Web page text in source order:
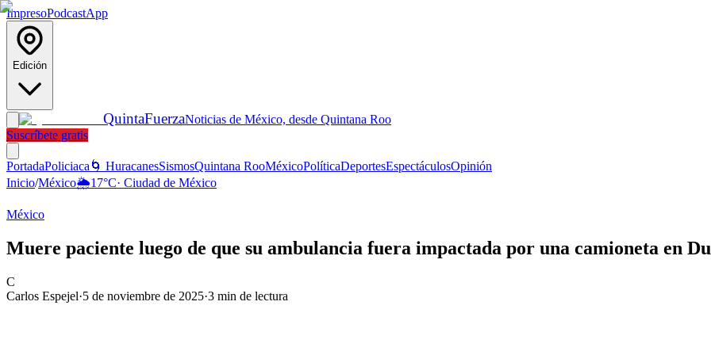
ImpresoPodcastApp
Edición
QuintaFuerzaNoticias de México, desde Quintana Roo
Suscríbete gratis
PortadaPoliciaca 🌀 HuracanesSismosQuintana RooMéxicoPolíticaDeportesEspectáculosOpinión
Inicio/México🌦️17°C· Ciudad de México
México
Muere paciente luego de que su ambulancia fuera impactada por una camioneta en
C
Carlos Espejel·5 de noviembre de 2025·3 min de lectura